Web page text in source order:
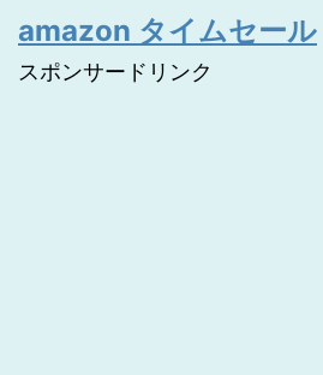
amazon タイムセール
スポンサードリンク